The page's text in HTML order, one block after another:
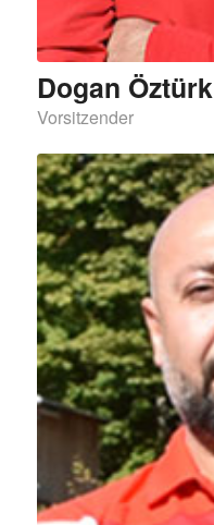
Dogan Öztürk
Vorsitzender